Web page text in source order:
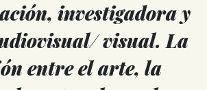
investigadora y
visual. La
entre el arte, la